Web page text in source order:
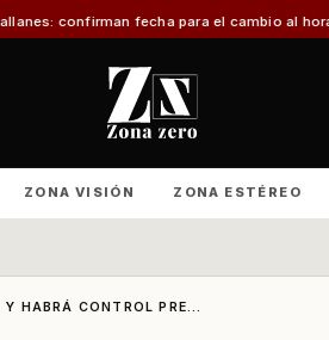
para el cambio al horario de verano Con
ZONA VISIÓN ZONA ESTÉREO
HABRÁ CONTROL PRE...